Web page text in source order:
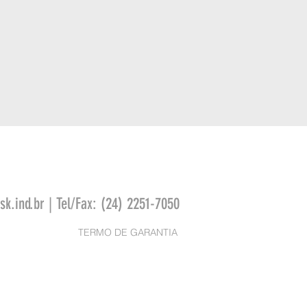
| Tel/Fax: (24) 2251-7050
TERMO DE GARANTIA